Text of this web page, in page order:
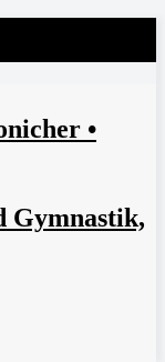
•
Gymnastik,